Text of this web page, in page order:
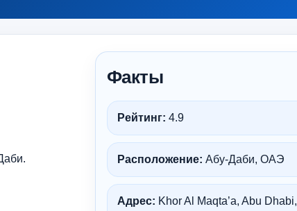
Факты
Рейтинг: 4.9
Расположение: Абу-Даби, ОАЭ
Адрес: Khor Al Maqta’a, Abu Dhabi,